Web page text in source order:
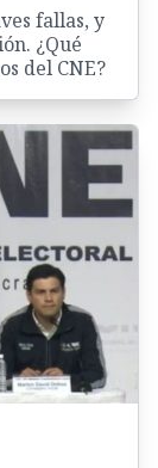
fallas, y
¿Qué
del CNE?